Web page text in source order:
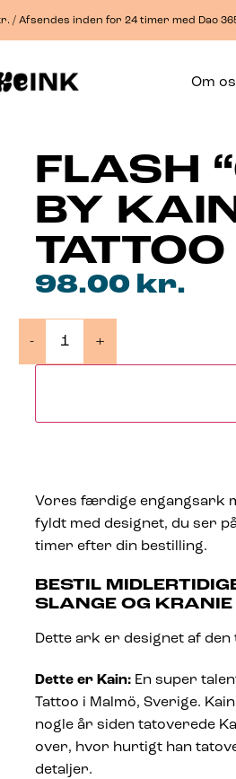
Afsendes inden for 24 timer med Dao
Om os
FLASH
BY
TATTOO
98.00 kr.
- +
Vores færdige engangsark
fyldt med designet, du ser
timer efter din bestilling.
BESTIL
SLANGE OG KRANIE
Dette ark er designet af
Dette er Kain: En super
Tattoo i Malmö, Sverige.
nogle år siden tatoverede
over, hvor hurtigt han
detaljer.